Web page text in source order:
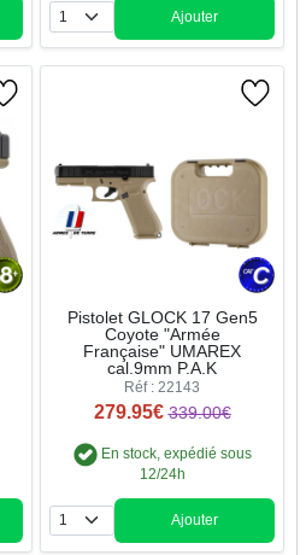
Quantité
Ajouter
Pistolet GLOCK 17 Gen5
Coyote "Armée
Française" UMAREX
cal.9mm P.A.K
Réf : 22143
279.95€ 339.00€
En stock, expédié sous
12/24h
Quantité
Ajouter